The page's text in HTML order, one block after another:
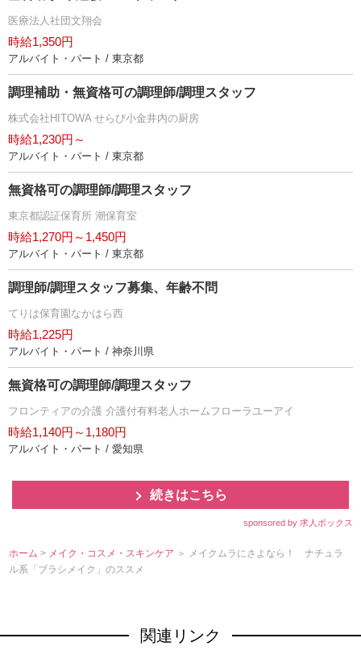
医療法人社団文翔会
時給1,350円
アルバイト・パート / 東京都
調理補助・無資格可の調理師/調理スタッフ
株式会社HITOWA せらび小金井内の厨房
時給1,230円～
アルバイト・パート / 東京都
無資格可の調理師/調理スタッフ
東京都認証保育所 潮保育室
時給1,270円～1,450円
アルバイト・パート / 東京都
調理師/調理スタッフ募集、年齢不問
てりは保育園なかはら西
時給1,225円
アルバイト・パート / 神奈川県
無資格可の調理師/調理スタッフ
フロンティアの介護 介護付有料老人ホームフローラユーアイ
時給1,140円～1,180円
アルバイト・パート / 愛知県
続きはこちら
sponsored by 求人ボックス
ホーム > メイク・コスメ・スキンケア ＞ メイクムラにさよなら！ ナチュラ
ル系「ブラシメイク」のススメ
関連リンク